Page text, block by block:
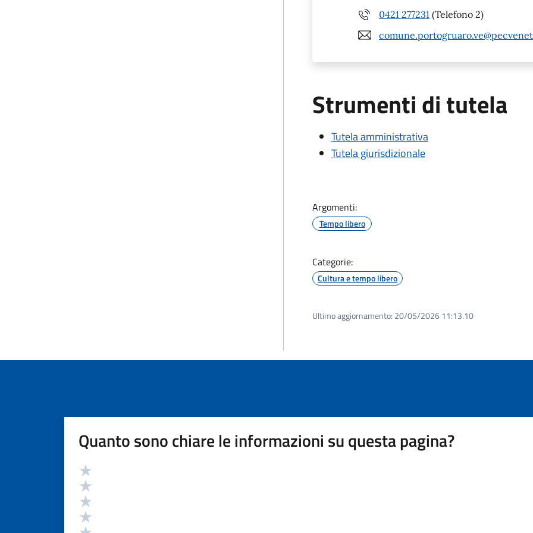
0421 277231 (Telefono 2)
Strumenti di tutela
Tutela amministrativa
Tutela giurisdizionale
Argomenti:
Tempo libero
Categorie:
Cultura e tempo libero
Ultimo aggiornamento: 20/05/2026 11:13.10
Quanto sono chiare le informazioni su questa pagina?
Valutazione